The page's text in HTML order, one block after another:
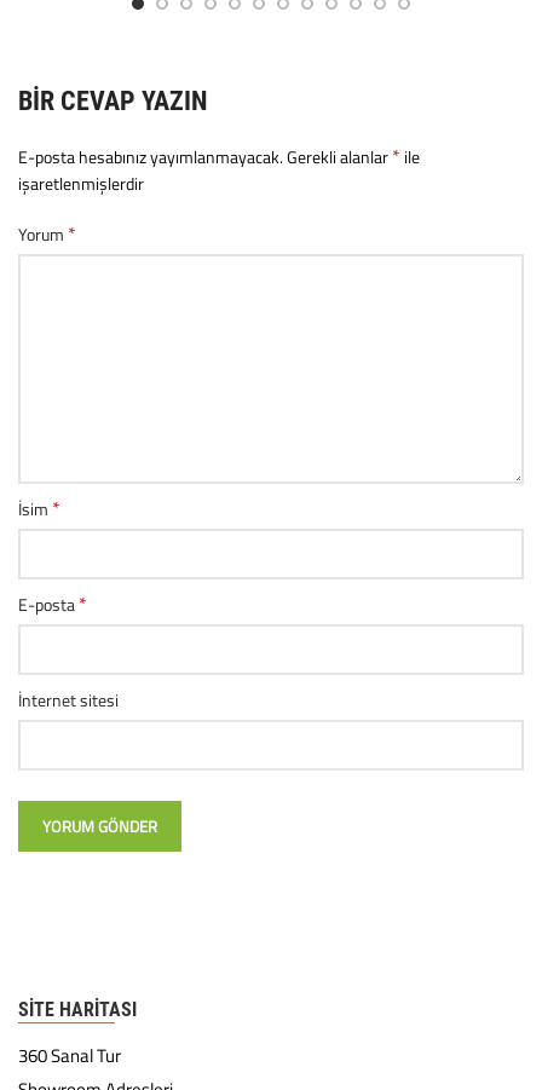
BIR CEVAP YAZIN
E-posta hesabınız yayımlanmayacak.Gerekli alanlar* ile
işaretlenmişlerdir
Yorum *
İsim *
E-posta*
İnternet sitesi
SITE HARITASI
360 Sanal Tur